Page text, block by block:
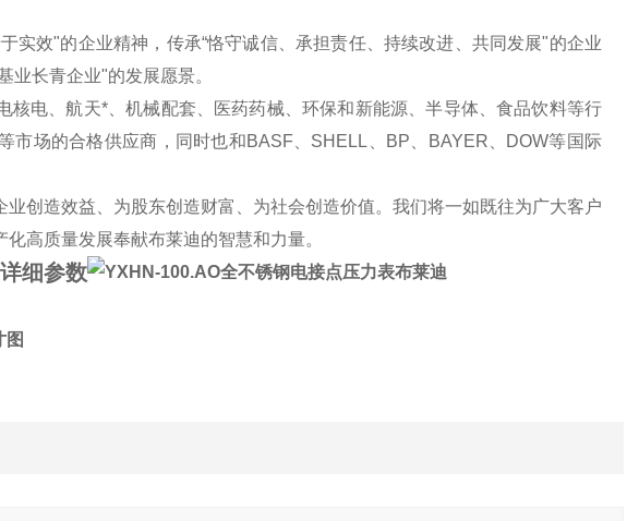
实效"的企业精神，传承“恪守诚信、承担责任、持续改进、共同发展"的企业
业长青企业"的发展愿景。
电、航天*、机械配套、医药药械、环保和新能源、半导体、食品饮料等行
市场的合格供应商，同时也和BASF、SHELL、BP、BAYER、DOW等国际
创造效益、为股东创造财富、为社会创造价值。我们将一如既往为广大客户
高质量发展奉献布莱迪的智慧和力量。
细参数
图